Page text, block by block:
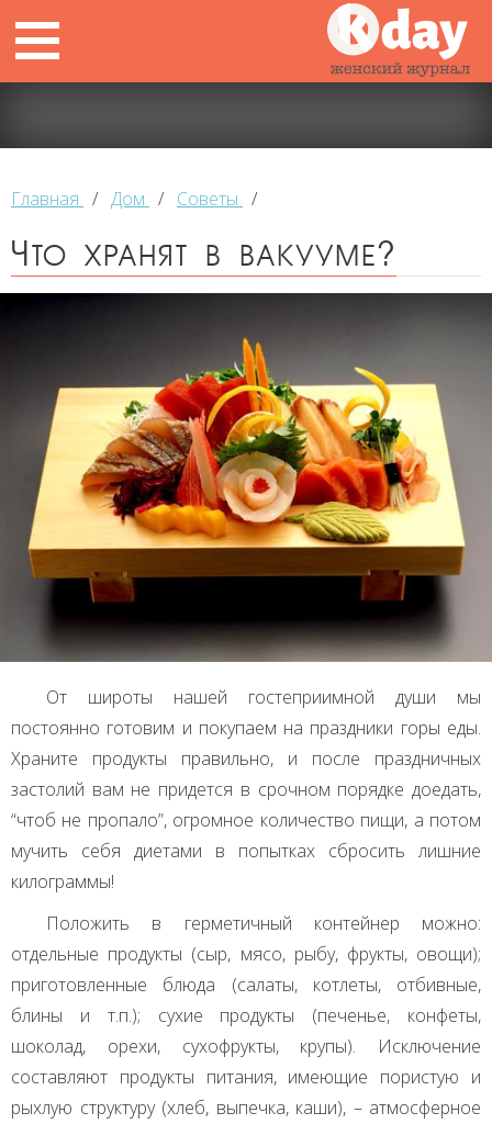
Главная / Дом / Советы /
Что хранят в вакууме?
От широты нашей гостеприимной души мы
постоянно готовим и покупаем на праздники горы еды.
Храните продукты правильно, и после праздничных
застолий вам не придется в срочном порядке доедать,
“чтоб не пропало”, огромное количество пищи, а потом
мучить себя диетами в попытках сбросить лишние
килограммы!
Положить в герметичный контейнер можно:
отдельные продукты (сыр, мясо, рыбу, фрукты, овощи);
приготовленные блюда (салаты, котлеты, отбивные,
блины и т.п.); сухие продукты (печенье, конфеты,
шоколад, орехи, сухофрукты, крупы). Исключение
составляют продукты питания, имеющие пористую и
рыхлую структуру (хлеб, выпечка, каши), – атмосферное